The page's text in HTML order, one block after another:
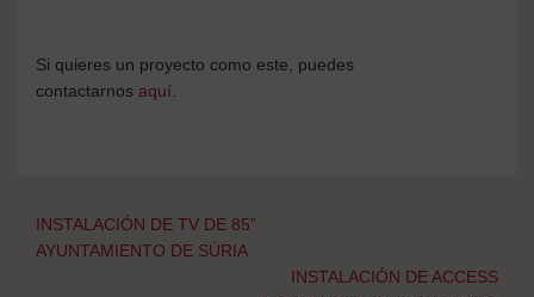
Si quieres un proyecto como este, puedes
contactarnos aquí
Navegación
de
INSTALACIÓN DE TV DE 85”
AYUNTAMIENTO DE SÚRIA
INSTALACIÓN DE ACCESS